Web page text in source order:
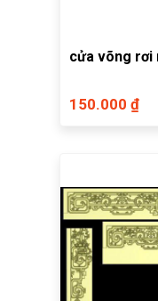
cửa võng rơi
150.000 ₫